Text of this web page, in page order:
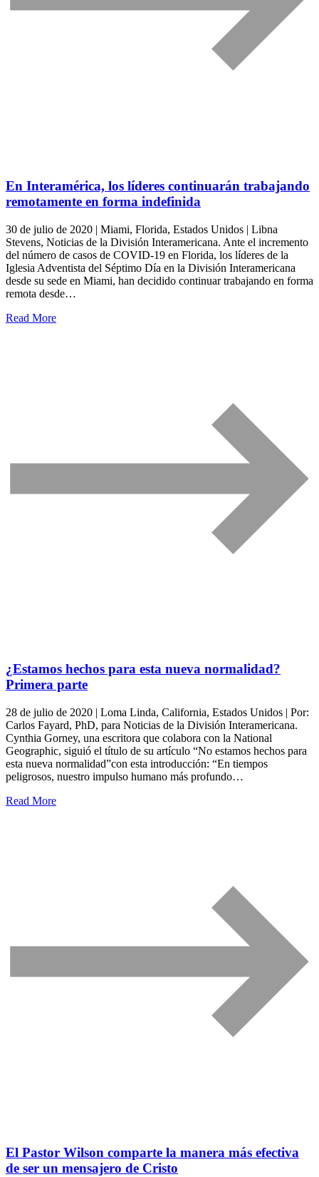
En Interamérica, los líderes continuarán trabajando
remotamente en forma indefinida
30 de julio de 2020 | Miami, Florida, Estados Unidos | Libna
Stevens, Noticias de la División Interamericana. Ante el incremento
del número de casos de COVID-19 en Florida, los líderes de la
Iglesia Adventista del Séptimo Día en la División Interamericana
desde su sede en Miami, han decidido continuar trabajando en forma
remota desde…
Read More
¿Estamos hechos para esta nueva normalidad?
Primera parte
28 de julio de 2020 | Loma Linda, California, Estados Unidos | Por:
Carlos Fayard, PhD, para Noticias de la División Interamericana.
Cynthia Gorney, una escritora que colabora con la National
Geographic, siguió el título de su artículo “No estamos hechos para
esta nueva normalidad”con esta introducción: “En tiempos
peligrosos, nuestro impulso humano más profundo…
Read More
El Pastor Wilson comparte la manera más efectiva
de ser un mensajero de Cristo